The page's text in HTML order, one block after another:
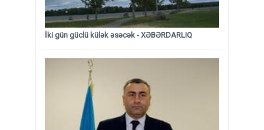
İki gün güclü külək əsəcək - XƏBƏRDARLIQ